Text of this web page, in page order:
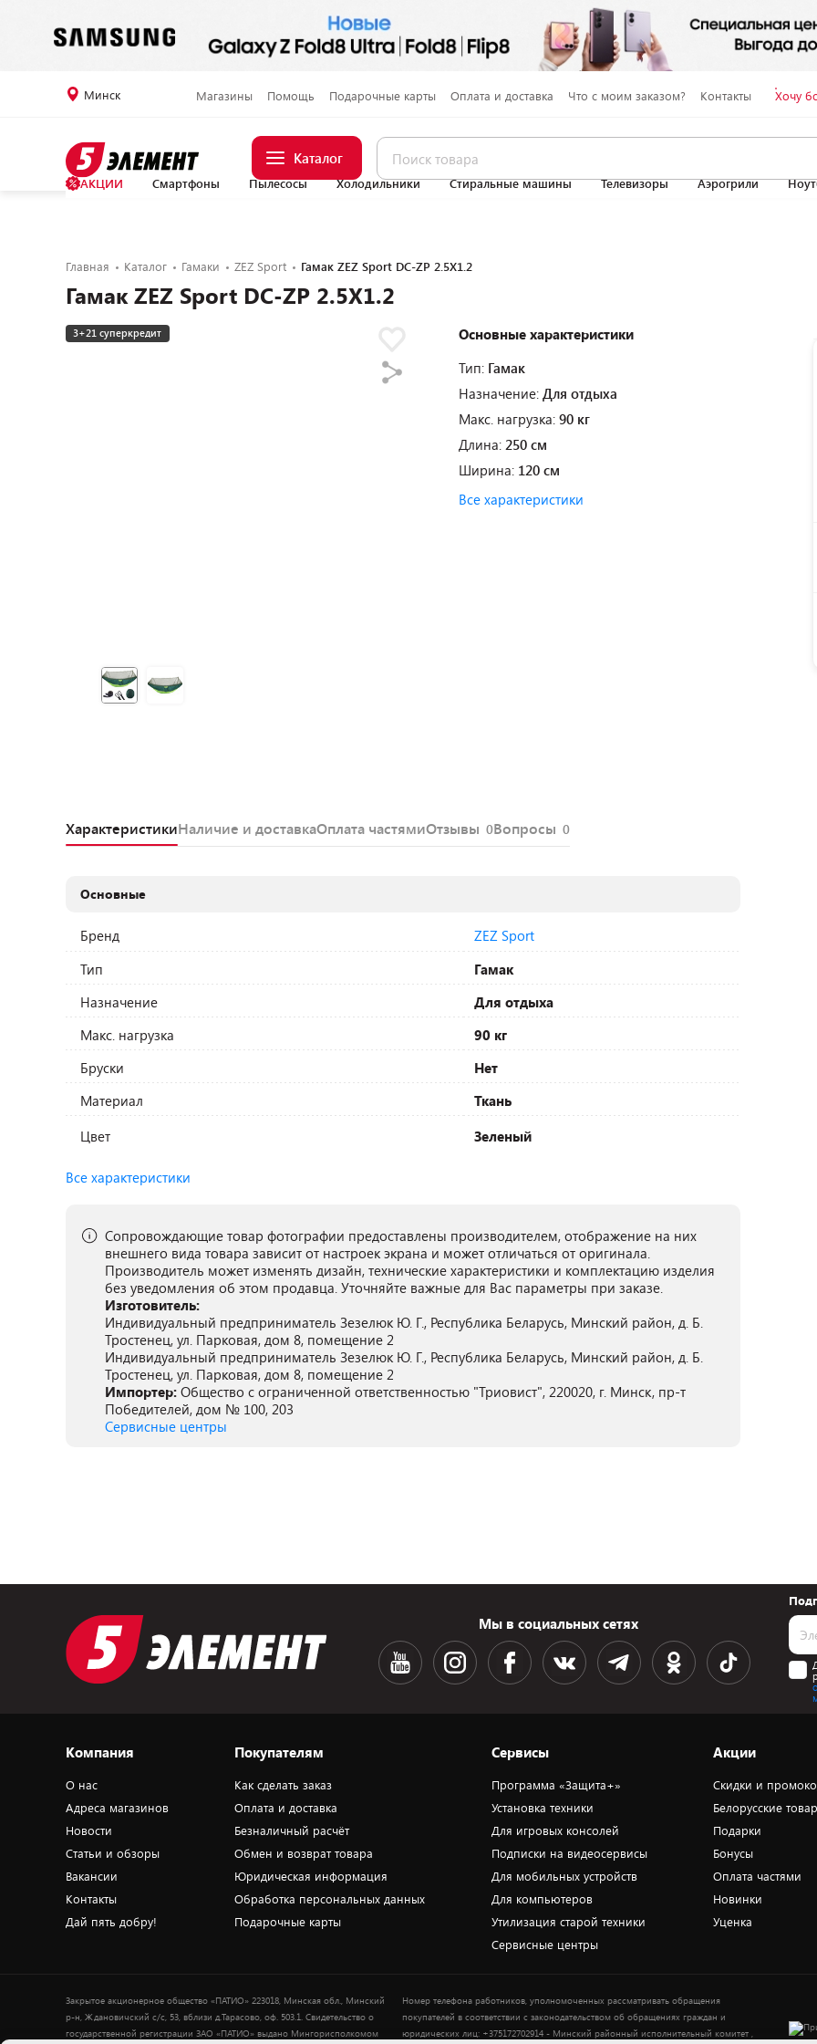
Минск Магазины Помощь Подарочные карты Оплата и доставка Что с моим заказом? Контакты Хочу
Каталог
АКЦИИ Смартфоны Пылесосы Холодильники Стиральные машины Телевизоры Аэрогрили
Главная Каталог Гамаки ZEZ Sport Гамак ZEZ Sport DC-ZP 2.5Х1.2
Гамак ZEZ Sport DC-ZP 2.5Х1.2
3+21 суперкредит
Основные характеристики
Тип: Гамак
Назначение: Для отдыха
Макс. нагрузка: 90 кг
Длина: 250 см
Ширина: 120 см
Все характеристики
ХарактеристикиНаличие и доставкаОплата частямиОтзывы 0Вопросы 0
Основные
Бренд
ZEZ Sport
Тип
Гамак
Назначение
Для отдыха
Макс. нагрузка
90 кг
Бруски
Нет
Материал
Ткань
Цвет
Зеленый
Все характеристики
Сопровождающие товар фотографии предоставлены производителем, отображение на них
внешнего вида товара зависит от настроек экрана и может отличаться от оригинала.
Производитель может изменять дизайн, технические характеристики и комплектацию изделия
без уведомления об этом продавца. Уточняйте важные для Вас параметры при заказе.
Изготовитель:
Индивидуальный предприниматель Зезелюк Ю. Г., Республика Беларусь, Минский район, д. Б.
Тростенец, ул. Парковая, дом 8, помещение 2
Индивидуальный предприниматель Зезелюк Ю. Г., Республика Беларусь, Минский район, д. Б.
Тростенец, ул. Парковая, дом 8, помещение 2
Импортер: Общество с ограниченной ответственностью "Триовист", 220020, г. Минск, пр-т
Победителей, дом № 100, 203
Сервисные центры
Мы в социальных сетях
Компания
О нас
Адреса магазинов
Новости
Статьи и обзоры
Вакансии
Контакты
Дай пять добру!
Покупателям
Как сделать заказ
Оплата и доставка
Безналичный расчёт
Обмен и возврат товара
Юридическая информация
Обработка персональных данных
Подарочные карты
Сервисы
Программа «Защита+»
Установка техники
Для игровых консолей
Подписки на видеосервисы
Для мобильных устройств
Для компьютеров
Утилизация старой техники
Сервисные центры
Акции
Скидки и
Белорусские
Подарки
Бонусы
Оплата частями
Новинки
Уценка
Закрытое акционерное общество «ПАТИО» 223018, Минская обл., Минский
р-н, Ждановичский с/с, 53, вблизи д.Тарасово, оф. 503.1. Свидетельство о
государственной регистрации ЗАО «ПАТИО» выдано Мингорисполкомом
Номер телефона работников, уполномоченных рассматривать обращения
покупателей в соответствии с законодательством об обращениях граждан и
юридических лиц: +375172702914 - Минский районный исполнительный комитет ,